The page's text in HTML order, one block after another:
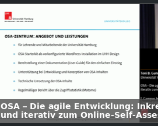
OSA – Die agile Entwicklung:
und iterativ zum Online-Self-